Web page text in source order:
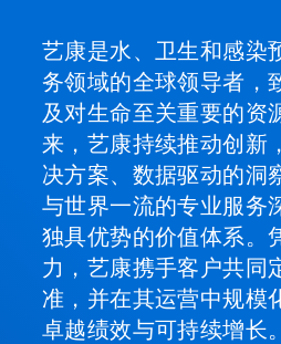
艺康是水、卫生和感染
务领域的全球领导者，
及对生命至关重要的资
来，艺康持续推动创新
决方案、数据驱动的洞
与世界一流的专业服务
独具优势的价值体系。
力，艺康携手客户共同
准，并在其运营中规模
卓越绩效与可持续增长。